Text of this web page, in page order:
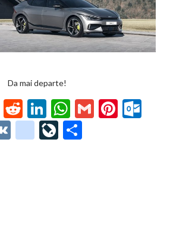
Da mai departe!
E
m
ai
R
e
d
Li
n
ke
W
h
at
G Pi
V
g
Li